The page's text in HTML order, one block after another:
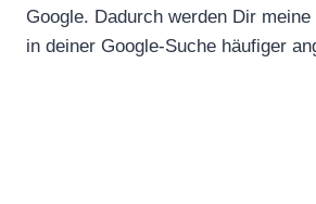
Google. Dadurch werden Dir meine
in deiner Google-Suche häufiger